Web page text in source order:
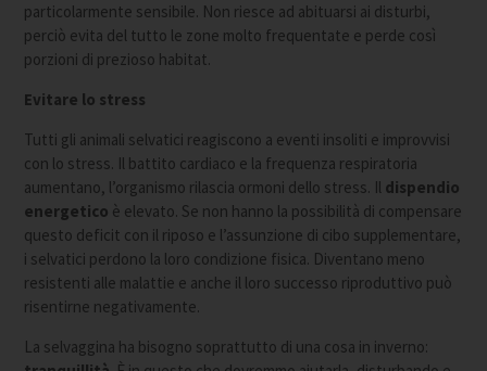
particolarmente sensibile. Non riesce ad abituarsi ai disturbi,
perciò evita del tutto le zone molto frequentate e perde così
porzioni di prezioso habitat.
Evitare lo stress
Tutti gli animali selvatici reagiscono a eventi insoliti e improvvisi
con lo stress. Il battito cardiaco e la frequenza respiratoria
aumentano, l’organismo rilascia ormoni dello stress. Il dispendio
energetico è elevato. Se non hanno la possibilità di compensare
questo deficit con il riposo e l’assunzione di cibo supplementare,
i selvatici perdono la loro condizione fisica. Diventano meno
resistenti alle malattie e anche il loro successo riproduttivo può
risentirne negativamente.
La selvaggina ha bisogno soprattutto di una cosa in inverno: